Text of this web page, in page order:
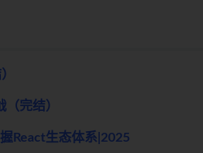
完结）
React生态体系|2025